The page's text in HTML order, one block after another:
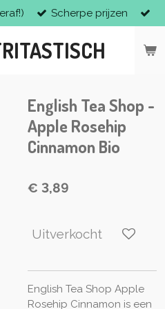
Scherpe prijzen
English Tea Shop -
Apple Rosehip
Cinnamon Bio
€ 3,89
Uitverkocht
English Tea Shop Apple
Rosehip Cinnamon is een